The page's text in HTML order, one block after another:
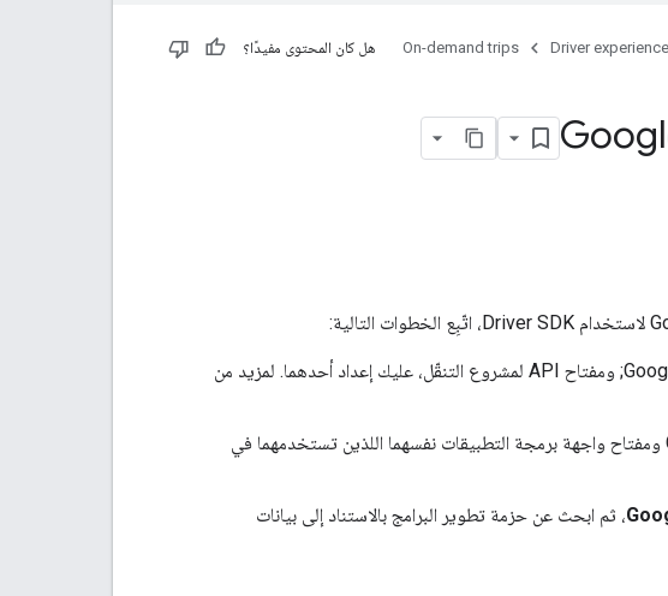
Driver experience
On-demand trips
هل كان المحتوى مفيدًا؟
إذا لم يكن لديك مشروع تطوير في &quot;وحدة تحكّم Google Cloud&quot; ومفتاح API لمشروع التنقّل، عليك إعداد أحدهما. لمزيد من
في Google Cloud Console، اختَر مشروع Google Cloud Console ومفتاح واجهة برمجة التطبيقات نفسهما اللذين تستخدمهما في
، ثم ابحث عن حزمة تطوير البرامج بالاستناد إلى بيانات